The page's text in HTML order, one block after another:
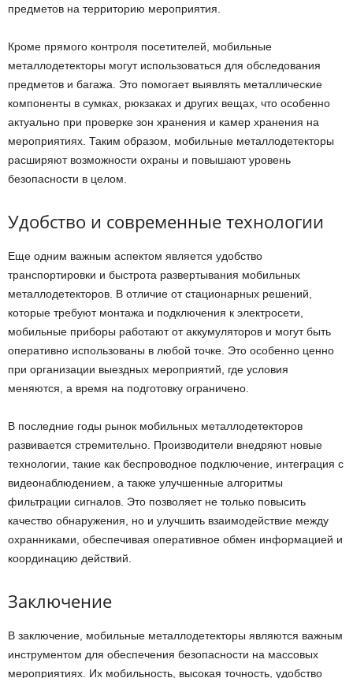
предметов на территорию мероприятия.
Кроме прямого контроля посетителей, мобильные
металлодетекторы могут использоваться для обследования
предметов и багажа. Это помогает выявлять металлические
компоненты в сумках, рюкзаках и других вещах, что особенно
актуально при проверке зон хранения и камер хранения на
мероприятиях. Таким образом, мобильные металлодетекторы
расширяют возможности охраны и повышают уровень
безопасности в целом.
Удобство и современные технологии
Еще одним важным аспектом является удобство
транспортировки и быстрота развертывания мобильных
металлодетекторов. В отличие от стационарных решений,
которые требуют монтажа и подключения к электросети,
мобильные приборы работают от аккумуляторов и могут быть
оперативно использованы в любой точке. Это особенно ценно
при организации выездных мероприятий, где условия
меняются, а время на подготовку ограничено.
В последние годы рынок мобильных металлодетекторов
развивается стремительно. Производители внедряют новые
технологии, такие как беспроводное подключение, интеграция с
видеонаблюдением, а также улучшенные алгоритмы
фильтрации сигналов. Это позволяет не только повысить
качество обнаружения, но и улучшить взаимодействие между
охранниками, обеспечивая оперативное обмен информацией и
координацию действий.
Заключение
В заключение, мобильные металлодетекторы являются важным
инструментом для обеспечения безопасности на массовых
мероприятиях. Их мобильность, высокая точность, удобство